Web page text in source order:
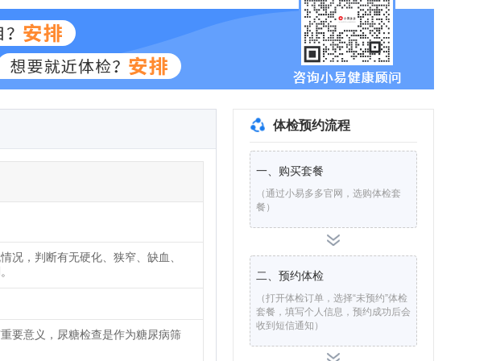
况，判断有无硬化、狭窄、缺血、
要意义，尿糖检查是作为糖尿病筛
体检预约流程
一、购买套餐
（通过小易多多官网，选购体检套
餐）
二、预约体检
（打开体检订单，选择“未预约”体检
套餐，填写个人信息，预约成功后会
收到短信通知）